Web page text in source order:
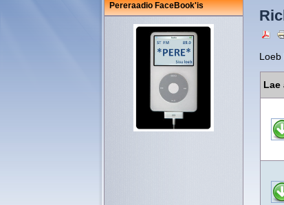
Pereraadio FaceBook'is
Loeb
Lae